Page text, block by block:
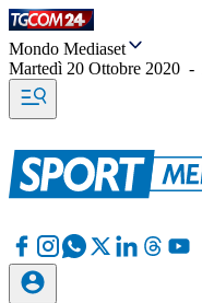
Mondo Mediaset
Martedì 20 Ottobre 2020 -